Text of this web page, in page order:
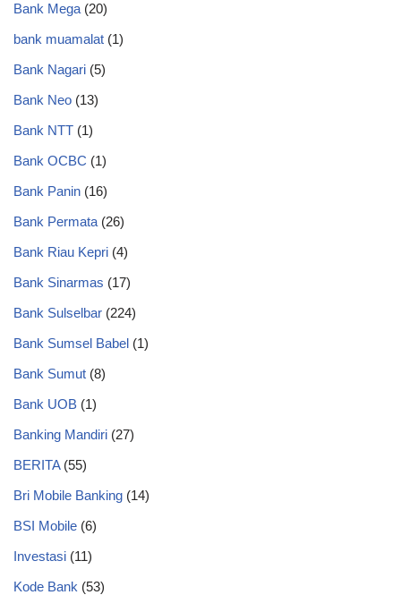
Bank Mega (20)
bank muamalat (1)
Bank Nagari (5)
Bank Neo (13)
Bank NTT (1)
Bank OCBC (1)
Bank Panin (16)
Bank Permata (26)
Bank Riau Kepri (4)
Bank Sinarmas (17)
Bank Sulselbar (224)
Bank Sumsel Babel (1)
Bank Sumut (8)
Bank UOB (1)
Banking Mandiri (27)
BERITA(55)
Bri Mobile Banking (14)
BSI Mobile (6)
Investasi (11)
Kode Bank (53)